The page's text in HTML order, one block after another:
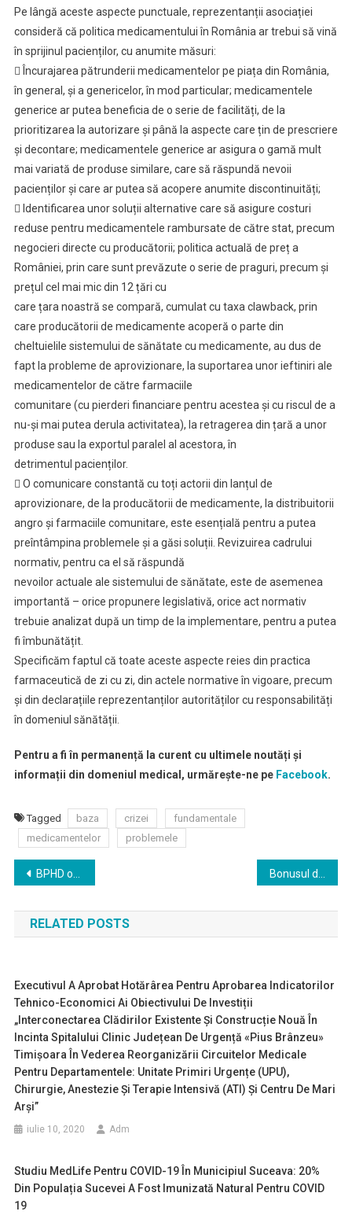
Pe lângă aceste aspecte punctuale, reprezentanții asociației
consideră că politica medicamentului în România ar trebui să vină
în sprijinul pacienților, cu anumite măsuri:
 Încurajarea pătrunderii medicamentelor pe piața din România,
în general, și a genericelor, în mod particular; medicamentele
generice ar putea beneficia de o serie de facilități, de la
prioritizarea la autorizare și până la aspecte care țin de prescriere
și decontare; medicamentele generice ar asigura o gamă mult
mai variată de produse similare, care să răspundă nevoii
pacienților și care ar putea să acopere anumite discontinuități;
 Identificarea unor soluții alternative care să asigure costuri
reduse pentru medicamentele rambursate de către stat, precum
negocieri directe cu producătorii; politica actuală de preț a
României, prin care sunt prevăzute o serie de praguri, precum și
prețul cel mai mic din 12 țări cu
care țara noastră se compară, cumulat cu taxa clawback, prin
care producătorii de medicamente acoperă o parte din
cheltuielile sistemului de sănătate cu medicamente, au dus de
fapt la probleme de aprovizionare, la suportarea unor ieftiniri ale
medicamentelor de către farmaciile
comunitare (cu pierderi financiare pentru acestea și cu riscul de a
nu-și mai putea derula activitatea), la retragerea din țară a unor
produse sau la exportul paralel al acestora, în
detrimentul pacienților.
 O comunicare constantă cu toți actorii din lanțul de
aprovizionare, de la producătorii de medicamente, la distribuitorii
angro și farmaciile comunitare, este esențială pentru a putea
preîntâmpina problemele și a găsi soluții. Revizuirea cadrului
normativ, pentru ca el să răspundă
nevoilor actuale ale sistemului de sănătate, este de asemenea
importantă – orice propunere legislativă, orice act normativ
trebuie analizat după un timp de la implementare, pentru a putea
fi îmbunătățit.
Specificăm faptul că toate aceste aspecte reies din practica
farmaceutică de zi cu zi, din actele normative în vigoare, precum
și din declarațiile reprezentanților autorităților cu responsabilități
în domeniul sănătății.
Pentru a fi în permanență la curent cu ultimele noutăți și
informații din domeniul medical, urmărește-ne pe Facebook.
Tagged baza crizei
fundamentale
medicamentelor
problemele
Navigare
în
articole
BPHD oferă Ministerului Sănătății încă 32 de aparate gratuite pentru plasmafereză
RELATED POSTS
Executivul A Aprobat Hotărârea Pentru Aprobarea Indicatorilor
Tehnico-Economici Ai Obiectivului De Investiții
„Interconectarea Clădirilor Existente Și Construcție Nouă În
Incinta Spitalului Clinic Județean De Urgență «Pius Brânzeu»
Timișoara În Vederea Reorganizării Circuitelor Medicale
Pentru Departamentele: Unitate Primiri Urgențe (UPU),
Chirurgie, Anestezie Și Terapie Intensivă (ATI) Și Centru De Mari
Arși”
iulie 10, 2020 Adm
Studiu MedLife Pentru COVID-19 În Municipiul Suceava: 20%
Din Populația Sucevei A Fost Imunizată Natural Pentru COVID
19